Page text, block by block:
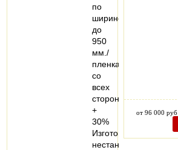
по
ширине
до
950
мм./
пленка
со
всех
сторон
+
30%
Изготовление
нестандартных
от 96 000 руб